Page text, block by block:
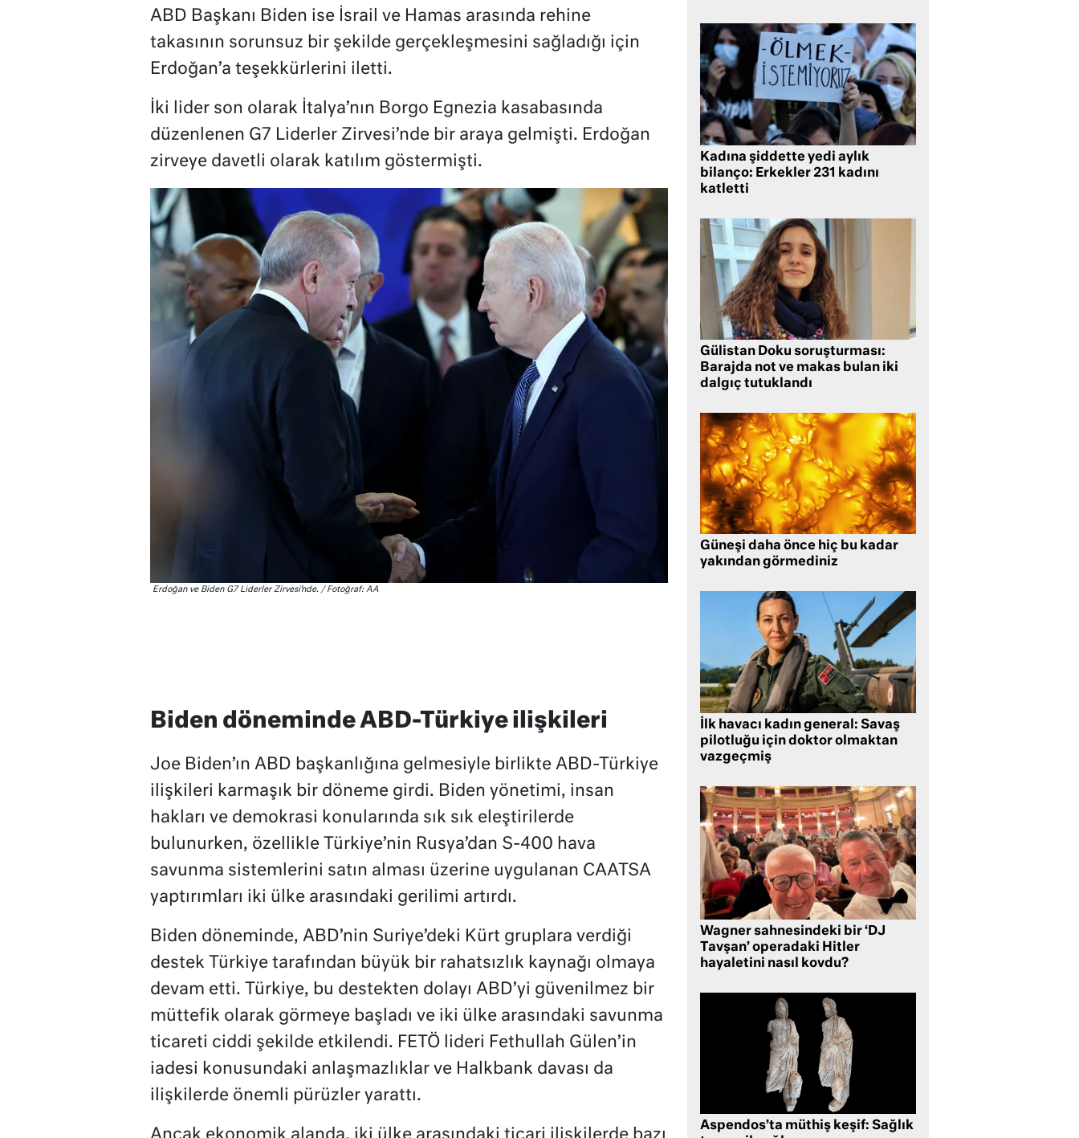
ABD Başkanı Biden ise İsrail ve Hamas arasında rehine
takasının sorunsuz bir şekilde gerçekleşmesini sağladığı için
Erdoğan’a teşekkürlerini iletti.
İki lider son olarak İtalya’nın Borgo Egnezia kasabasında
düzenlenen G7 Liderler Zirvesi’nde bir araya gelmişti. Erdoğan
zirveye davetli olarak katılım göstermişti.
Erdoğan ve Biden G7 Liderler Zirvesi’nde. / Fotoğraf: AA
Biden döneminde ABD-Türkiye ilişkileri
Joe Biden’ın ABD başkanlığına gelmesiyle birlikte ABD-Türkiye
ilişkileri karmaşık bir döneme girdi. Biden yönetimi, insan
hakları ve demokrasi konularında sık sık eleştirilerde
bulunurken, özellikle Türkiye’nin Rusya’dan S-400 hava
savunma sistemlerini satın alması üzerine uygulanan CAATSA
yaptırımları iki ülke arasındaki gerilimi artırdı.
Biden döneminde, ABD’nin Suriye’deki Kürt gruplara verdiği
destek Türkiye tarafından büyük bir rahatsızlık kaynağı olmaya
devam etti. Türkiye, bu destekten dolayı ABD’yi güvenilmez bir
müttefik olarak görmeye başladı ve iki ülke arasındaki savunma
ticareti ciddi şekilde etkilendi. FETÖ lideri Fethullah Gülen’in
iadesi konusundaki anlaşmazlıklar ve Halkbank davası da
ilişkilerde önemli pürüzler yarattı​.
Kadına şiddette yedi aylık
bilanço: Erkekler 231 kadını
katletti
Gülistan Doku soruşturması:
Barajda not ve makas bulan iki
dalgıç tutuklandı
Güneşi daha önce hiç bu kadar
yakından görmediniz
İlk havacı kadın general: Savaş
pilotluğu için doktor olmaktan
vazgeçmiş
Wagner sahnesindeki bir ‘DJ
Tavşan’ operadaki Hitler
hayaletini nasıl kovdu?
Aspendos’ta müthiş keşif: Sağlık